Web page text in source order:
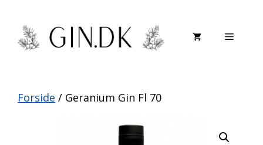
indhold
Menu
Forside / Geranium Gin Fl 70